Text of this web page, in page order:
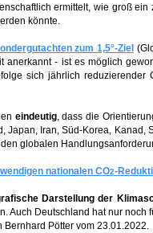
ermittelt, wie groß
könnte.
zum 1,5°-Ziel
anerkannt - ist es möglich
sich jährlich reduzierender
eindeutig, dass die
Japan, Iran, Süd-Korea,
globalen
nationalen CO2-
Darstellung der
Auch Deutschland hat nur noch
Bernhard Pötter vom 23.01.2022.